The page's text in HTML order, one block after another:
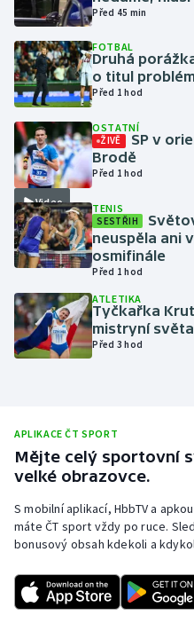
Krasobruslení
Lezení
Lyže a snowboard
Moderní pětiboj
Motorsport
Olympijské hry
Parasport
Plavání
Plážový volejbal
Rychlobruslení
Rychlostní kanoistika
Short track
Stolní tenis
Před 45 min
FOTBAL
Druhá
o titul
Před 1 hod
Video
OSTATNÍ
ŽIVĚ
SP v
Brodě
Před 1 hod
TENIS
SESTŘIH
neuspěla ani
osmifinále
Před 1 hod
ATLETIKA
Tyčkařka
mistryní světa
Před 3 hod
APLIKACE ČT SPORT
Mějte celý sportovní
velké obrazovce.
S mobilní aplikací, HbbTV a
máte ČT sport vždy po ruce.
bonusový obsah kdekoli a